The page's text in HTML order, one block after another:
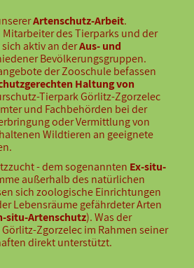
Artenschutz-Arbeit.
des Tierparks und der
aktiv an derAus- und
Bevölkerungsgruppen.
der Zooschule befassen
Haltung von
Tierpark Görlitz-Zgorzelec
und Fachbehörden bei der
oder Vermittlung von
Wildtieren an geeignete
- dem sogenannten Ex-situ-
außerhalb des natürlichen
sich zoologische Einrichtungen
Lebensräume gefährdeter Arten
situ-Artenschutz). Was der
Zgorzelec im Rahmen seiner
direkt unterstützt.